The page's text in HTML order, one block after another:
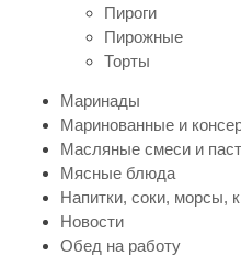
Пироги
Пирожные
Торты
Маринады
Маринованные и
Масляные смеси и
Мясные блюда
Напитки, соки, морсы,
Новости
Обед на работу